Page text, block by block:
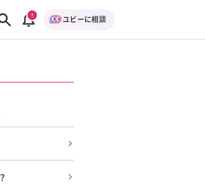
ユビーに相談